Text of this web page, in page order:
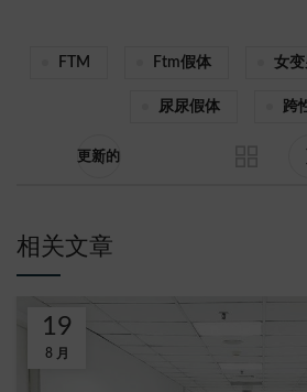
FTM Ftm假体 女变
尿尿假体 跨
更新的
相关文章
19
8 月